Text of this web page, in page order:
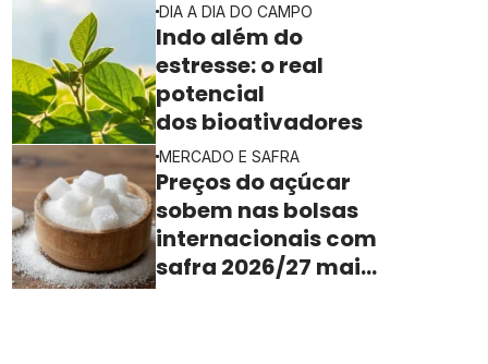
rentabilidade
DIA A DIA DO CAMPO
Indo além do
estresse: o real
potencial
dos bioativadores
MERCADO E SAFRA
Preços do açúcar
sobem nas bolsas
internacionais com
safra 2026/27 mais